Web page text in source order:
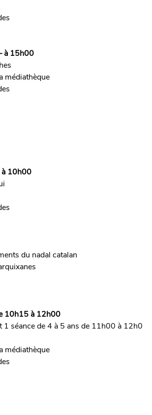
à 15h00
médiathèque
à 10h00
du nadal catalan
10h15 à 12h00
séance de 4 à 5 ans de 11h00 à 12h0
médiathèque